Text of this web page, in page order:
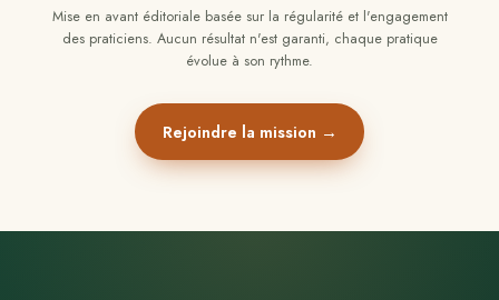
Mise en avant éditoriale basée sur la régularité et l'engagement
des praticiens. Aucun résultat n'est garanti, chaque pratique
évolue à son rythme.
Rejoindre la mission →